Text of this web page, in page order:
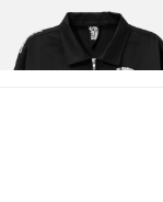
Boys Club X Initial D
ora